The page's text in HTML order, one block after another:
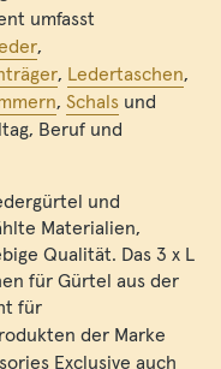
umfasst
,
, Ledertaschen,
, Schals und
Beruf und
und
Materialien,
Qualität. Das 3 x L
für Gürtel aus der
für
der Marke
Exclusive auch